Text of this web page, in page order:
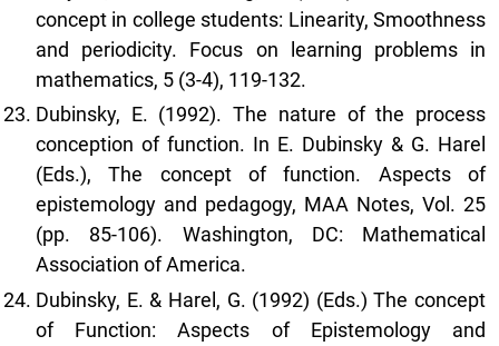
concept in college students: Linearity, Smoothness
and periodicity. Focus on learning problems in
mathematics, 5 (3-4), 119-132.
Dubinsky, E. (1992). The nature of the process
conception of function. In E. Dubinsky & G. Harel
(Eds.), The concept of function. Aspects of
epistemology and pedagogy, MAA Notes, Vol. 25
(pp. 85-106). Washington, DC: Mathematical
Association of America.
Dubinsky, E. & Harel, G. (1992) (Eds.) The concept
of Function: Aspects of Epistemology and